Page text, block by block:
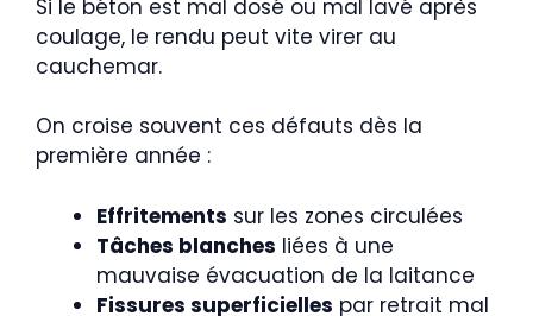
Si le béton est mal dosé ou mal lavé après
coulage, le rendu peut vite virer au
cauchemar.
On croise souvent ces défauts dès la
première année :
Effritements sur les zones circulées
Tâches blanches liées à une
mauvaise évacuation de la laitance
Fissures superficielles par retrait mal